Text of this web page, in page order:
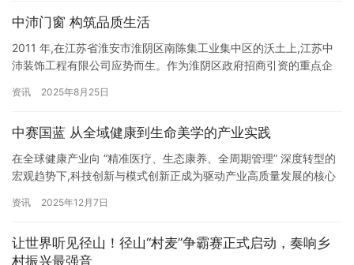
为司乘人员指引路线、提供热开水、方便面、常山特产胡柚、发放
春运安…
中沛门窗 构筑品质生活
2011 年,在江苏省淮安市淮阴区南陈集工业集中区的沃土上,江苏中
沛装饰工程有限公司应势而生。作为淮阴区政府招商引资的重点企
“安全、节能、艺术” 为核心设计理念,在多年的发展历程中,逐步成长
矩阵 走进中沛装饰 21000 余平方米的现…
资讯 2025年8月25日
中赛国蓝 从全域健康到生命美学的产业实践
在全球健康产业向 “精准医疗、生态康养、全周期管理” 深度转型的
宏观趋势下,科技创新与模式创新正成为驱动产业高质量发展的核心
性发展阶段。在这一浪潮中,中赛集团以硬核科技为基石深耕细作,大
各有侧重,共同勾勒出中国大健康产业 “科技赋能、生态共…
资讯 2025年12月7日
让世界听见径山！径山“村麦”争霸赛正式启动，奏响乡
村振兴最强音